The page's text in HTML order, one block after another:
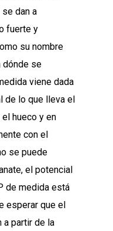
dan a
fuerte y
su nombre
dónde se
viene dada
de lo que lleva el
hueco y en
con el
se puede
el potencial
de medida está
esperar que el
a partir de la